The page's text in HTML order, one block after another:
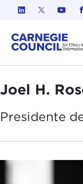
Ir al contenido
Joel H.
Presidente